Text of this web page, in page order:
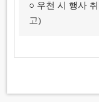
○ 우천 시 행사
고)